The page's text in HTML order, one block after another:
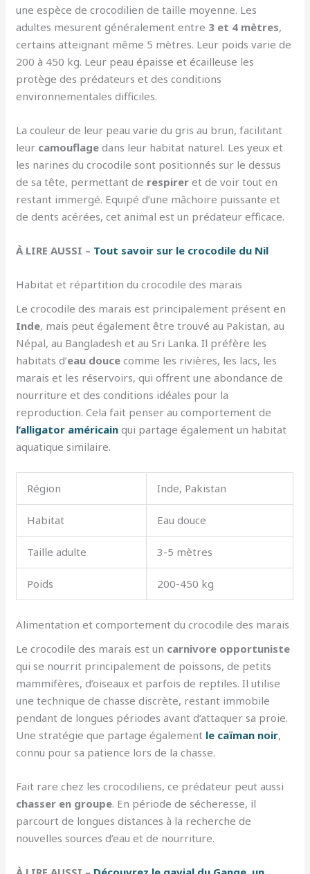
une espèce de crocodilien de taille moyenne. Les
adultes mesurent généralement entre 3 et 4 mètres,
certains atteignant même 5 mètres. Leur poids varie de
200 à 450 kg. Leur peau épaisse et écailleuse les
protège des prédateurs et des conditions
environnementales difficiles.
La couleur de leur peau varie du gris au brun, facilitant
leur camouflage dans leur habitat naturel. Les yeux et
les narines du crocodile sont positionnés sur le dessus
de sa tête, permettant de respirer et de voir tout en
restant immergé. Equipé d’une mâchoire puissante et
de dents acérées, cet animal est un prédateur efficace.
À LIRE AUSSI – Tout savoir sur le crocodile du Nil
Habitat et répartition du crocodile des marais
Le crocodile des marais est principalement présent en
Inde, mais peut également être trouvé au Pakistan, au
Népal, au Bangladesh et au Sri Lanka. Il préfère les
habitats d’eau douce comme les rivières, les lacs, les
marais et les réservoirs, qui offrent une abondance de
nourriture et des conditions idéales pour la
reproduction. Cela fait penser au comportement de
l’alligator américain qui partage également un habitat
aquatique similaire.
Région Inde, Pakistan
Habitat Eau douce
Taille adulte 3-5 mètres
Poids 200-450 kg
Alimentation et comportement du crocodile des marais
Le crocodile des marais est un carnivore opportuniste
qui se nourrit principalement de poissons, de petits
mammifères, d’oiseaux et parfois de reptiles. Il utilise
une technique de chasse discrète, restant immobile
pendant de longues périodes avant d’attaquer sa proie.
Une stratégie que partage également le caïman noir,
connu pour sa patience lors de la chasse.
Fait rare chez les crocodiliens, ce prédateur peut aussi
chasser en groupe. En période de sécheresse, il
parcourt de longues distances à la recherche de
nouvelles sources d’eau et de nourriture.